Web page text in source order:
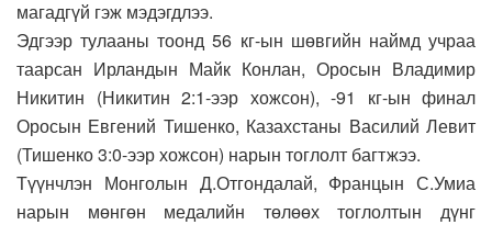
магадгүй гэж мэдэгдлээ.
Эдгээр тулааны тоонд 56 кг-ын шөвгийн наймд учраа
таарсан Ирландын Майк Конлан, Оросын Владимир
Никитин (Никитин 2:1-ээр хожсон), -91 кг-ын финал
Оросын Евгений Тишенко, Казахстаны Василий Левит
(Тишенко 3:0-ээр хожсон) нарын тоглолт багтжээ.
Түүнчлэн Монголын Д.Отгондалай, Францын С.Умиа
нарын мөнгөн медалийн төлөөх тоглолтын дүнг